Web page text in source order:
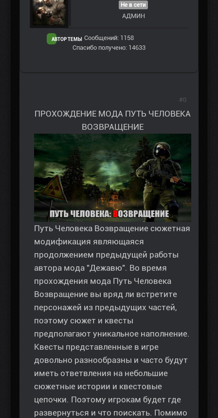
АВТОР ТЕМЫ
Не в сети
АДМИН
Сообщений: 1158
Спасибо получено: 14633
ПРОХОЖДЕНИЕ МОДА ПУТЬ ЧЕЛОВЕКА
ВОЗВРАЩЕНИЕ
Путь Человека Возвращение сюжетная
модификация являющаяся
продолжением предыдущей работы
автора мода "Дежавю". Во время
прохождения мода Путь Человека
Возвращение вы вряд ли встретите
персонажей из предыдущих частей,
поэтому сюжет и квесты
предполагают уникальное наполнение.
Квесты представленные в игре
довольно разнообразны и часто будут
иметь ответвления на небольшие
сюжетные истории и квестовые
цепочки. Поэтому игрокам будет где
развернуться и что поискать. Помимо
#0